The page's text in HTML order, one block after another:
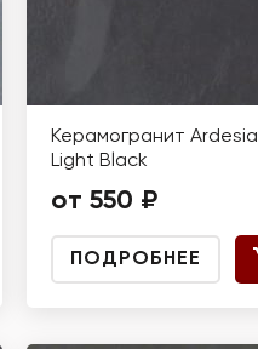
Керамогранит Ardesia
Light Black
от 550 ₽
ПОДРОБНЕЕ